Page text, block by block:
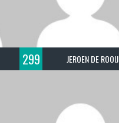
299 JEROEN DE ROOIJ